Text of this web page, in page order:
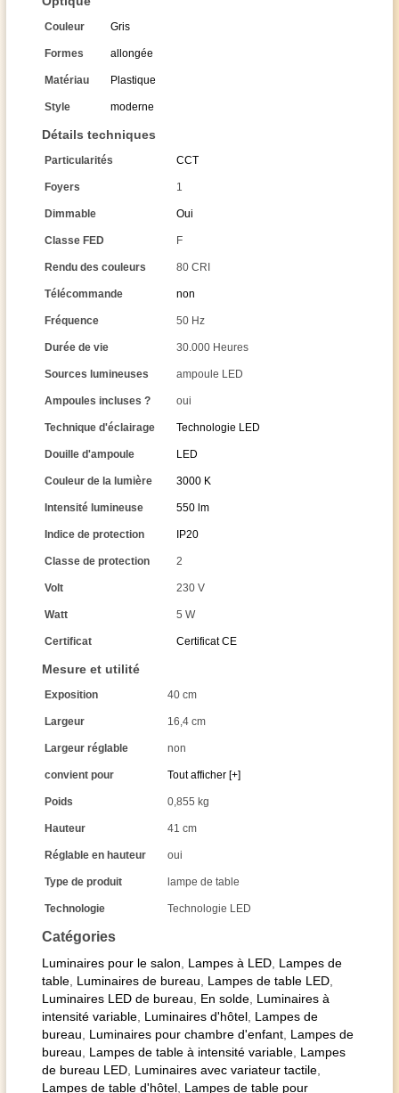
Catégories
Luminaires pour le salon Lampes à LED Lampes de
table Luminaires de bureau Lampes de table LED
Luminaires LED de bureau
En solde Luminaires à
intensité variable Luminaires d'hôtel Lampes de
bureau
Luminaires pour chambre d'enfant Lampes de
bureau
Lampes de table à intensité variable Lampes
de bureau LED Luminaires avec variateur tactile
Lampes de table d'hôtel Lampes de table pour
Couleur Gris
Formes allongée
Matériau Plastique
Style moderne
Détails techniques
Particularités CCT
Foyers 1
Dimmable Oui
Classe FED F
Rendu des couleurs 80 CRI
Télécommande non
Fréquence 50 Hz
Durée de vie 30.000 Heures
Sources lumineuses ampoule LED
Ampoules incluses ? oui
Technique d'éclairage Technologie LED
Douille d'ampoule LED
Couleur de la lumière 3000 K
Intensité lumineuse 550 lm
Indice de protection IP20
Classe de protection 2
Volt 230 V
Watt 5 W
Certificat Certificat CE
Mesure et utilité
Exposition 40 cm
Largeur 16,4 cm
Largeur réglable non
convient pour Tout afficher [+]
Poids 0,855 kg
Hauteur 41 cm
Réglable en hauteur oui
Type de produit lampe de table
Technologie Technologie LED